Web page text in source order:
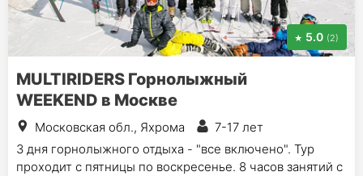
5.0 (2)
MULTIRIDERS Горнолыжный
WEEKEND в Москве
Московская обл., Яхрома
7-17 лет
3 дня горнолыжного отдыха - "все включено". Тур
проходит с пятницы по воскресенье. 8 часов занятий с